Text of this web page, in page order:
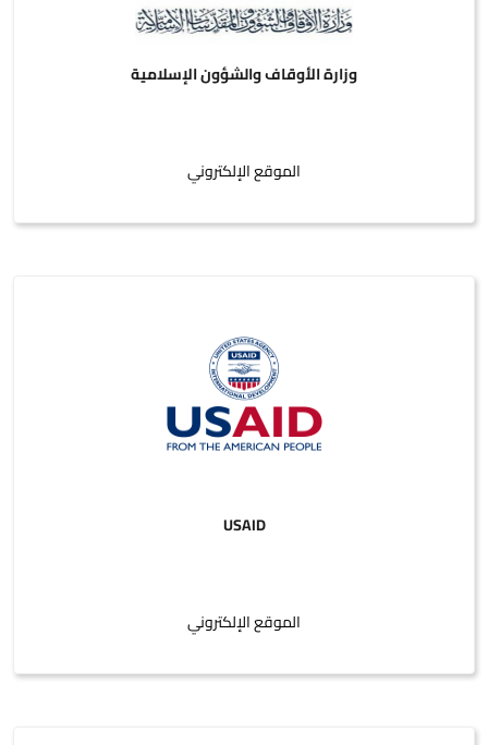
وزارة الأوقاف والشؤون الإسلامية
الموقع الإلكتروني
USAID
الموقع الإلكتروني